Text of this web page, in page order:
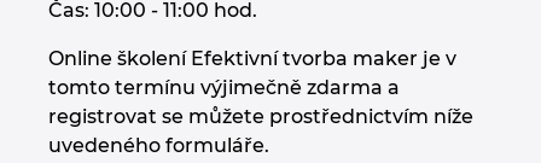
Čas: 10:00 - 11:00 hod.
Online školení Efektivní tvorba maker je v
tomto termínu výjimečně zdarma a
registrovat se můžete prostřednictvím níže
uvedeného formuláře.
Japonsko
Jihoafrická republika